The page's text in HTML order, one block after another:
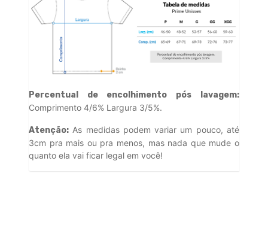
Percentual de encolhimento pós lavagem:
Comprimento 4/6% Largura 3/5%.
Atenção: As medidas podem variar um pouco, até
3cm pra mais ou pra menos, mas nada que mude o
quanto ela vai ficar legal em você!